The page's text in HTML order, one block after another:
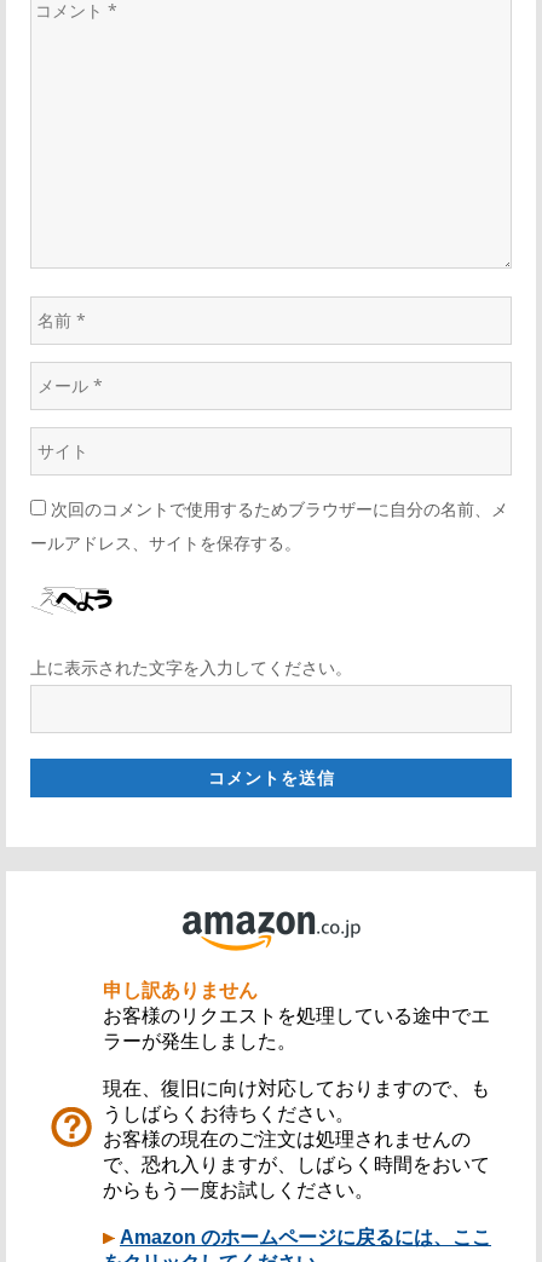
次回のコメントで使用するためブラウザーに自分の名前、メ
ールアドレス、サイトを保存する。
上に表示された文字を入力してください。